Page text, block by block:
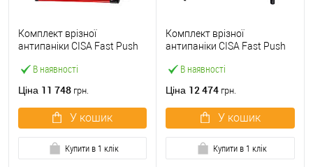
В наявності
Комплект врізної
антипаніки CISA Fast Push
із замком та ручкою
Ціна 11 748 грн.
У кошик
Купити в 1 клік
В наявності
Комплект врізної
антипаніки CISA Fast Push
червоний із замком та
Ціна 12 474 грн.
У кошик
Купити в 1 клік